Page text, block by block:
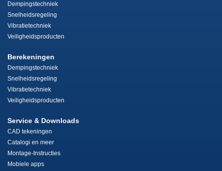
Dempingstechniek
Snelheidsregeling
Vibratietechniek
Veiligheidsproducten
Berekeningen
Dempingstechniek
Snelheidsregeling
Vibratietechniek
Veiligheidsproducten
Service & Downloads
CAD tekeningen
Catalogi en meer
Montage-Instructies
Mobiele apps